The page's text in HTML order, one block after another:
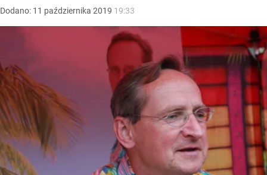
Dodano: 11 października 2019 19:33